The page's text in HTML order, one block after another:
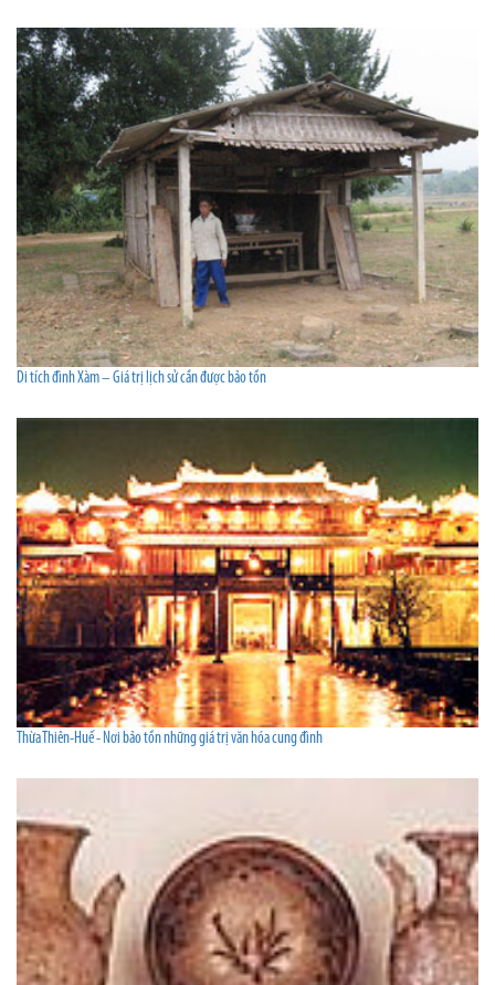
Di tích đình Xàm – Giá trị lịch sử cần được bảo tồn
Thừa Thiên-Huế - Nơi bảo tồn những giá trị văn hóa cung đình